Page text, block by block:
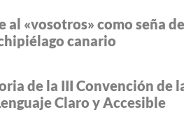
al «vosotros» como seña de
canario
de la III Convención de
Claro y Accesible